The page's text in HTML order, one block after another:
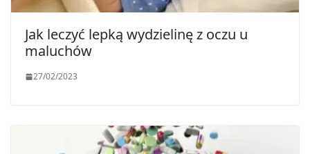
Jak leczyć lepką wydzielinę z oczu u
maluchów
27/02/2023